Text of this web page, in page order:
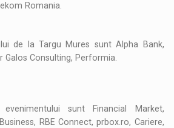
Romania.
de la Targu Mures sunt Alpha Bank,
Galos Consulting, Performia.
sunt Financial Market,
RBE Connect, prbox.ro, Cariere,